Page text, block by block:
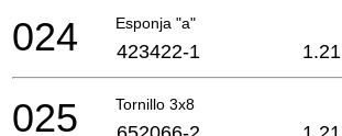
Esponja "a"
024 423422-1 1.21
Tornillo 3x8
025